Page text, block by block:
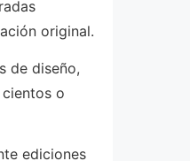
original.
de diseño,
o
ediciones